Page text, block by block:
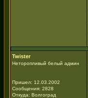
Twister
Неторопливый белый админ
Пришел: 12.03.2002
Сообщения: 2828
Откуда: Волгоград